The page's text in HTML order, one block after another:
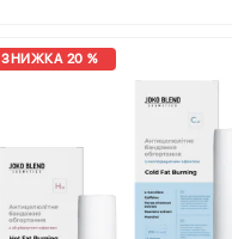
ЗНИЖКА 20 %